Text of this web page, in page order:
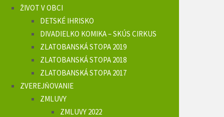
ŽIVOT V OBCI
DETSKÉ IHRISKO
DIVADIELKO KOMIKA – SKÚS CIRKUS
ZLATOBANSKÁ STOPA 2019
ZLATOBANSKÁ STOPA 2018
ZLATOBANSKÁ STOPA 2017
ZVEREJŇOVANIE
ZMLUVY
ZMLUVY 2022